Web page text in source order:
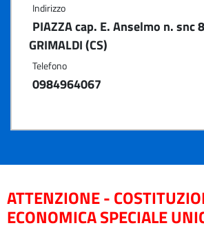
Indirizzo
PIAZZA cap. E. Anselmo n. snc
GRIMALDI (CS)
Telefono
0984964067
ATTENZIONE -
ECONOMICA SPECIALE